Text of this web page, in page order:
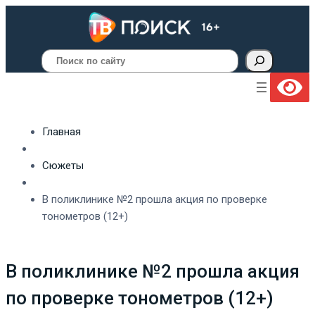
Поиск
Главная
Сюжеты
В поликлинике №2 прошла акция по проверке
тонометров (12+)
В поликлинике №2 прошла акция
по проверке тонометров (12+)